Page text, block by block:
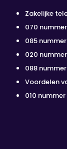
Zakelijke
070
085
020
088
Voordelen
010